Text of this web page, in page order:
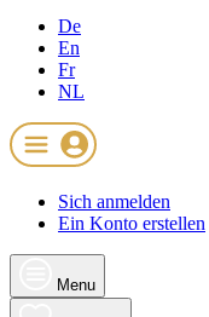
De
En
Fr
NL
Sich anmelden
Ein Konto erstellen
Menu